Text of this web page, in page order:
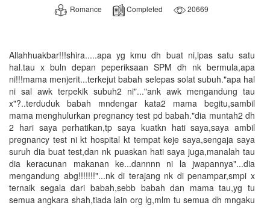
Romance Completed 20669
Allahhuakbar!!!shira.....apa yg kmu dh buat ni,lpas satu satu
hal.tau x buln depan peperiksaan SPM dh nk bermula,apa
ni!!!mama menjerit...terkejut babah selepas solat subuh."apa hal
ni sal awk terpekik subuh2 ni"..."ank awk mengandung tau
x"?..terduduk babah mndengar kata2 mama begitu,sambil
mama menghulurkan pregnancy test pd babah."dia muntah2 dh
2 hari saya perhatikan,tp saya kuatkn hati saya,saya ambil
pregnancy test ni kt hospital kt tempat keje saya,sengaja saya
suruh dia buat test,dan nk puaskan hati saya juga,manalah tau
dia keracunan makanan ke...dannnn ni la jwapannya"...dia
mengandung abg!!!!!!!"...nk di terajang nk di penampar,smpi x
ternaik segala dari babah,sebb babah dan mama tau,yg tu
semua angkara shah,tiada lain org lg,mlm tu semua dh mngaku